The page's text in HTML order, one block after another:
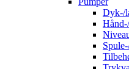
Dyk-/